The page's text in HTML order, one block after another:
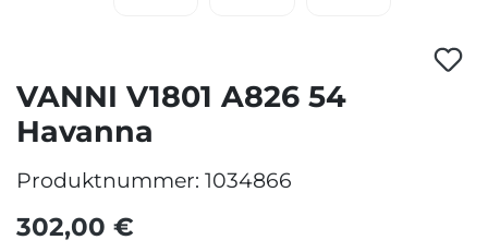
VANNI V1801 A826 54
Havanna
Produktnummer: 1034866
302,00 €